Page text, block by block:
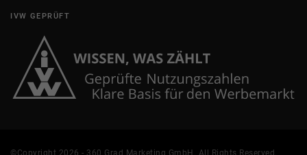
IVW GEPRÜFT
©Copyright 2026 - 360 Grad Marketing GmbH. All Rights Reserved.